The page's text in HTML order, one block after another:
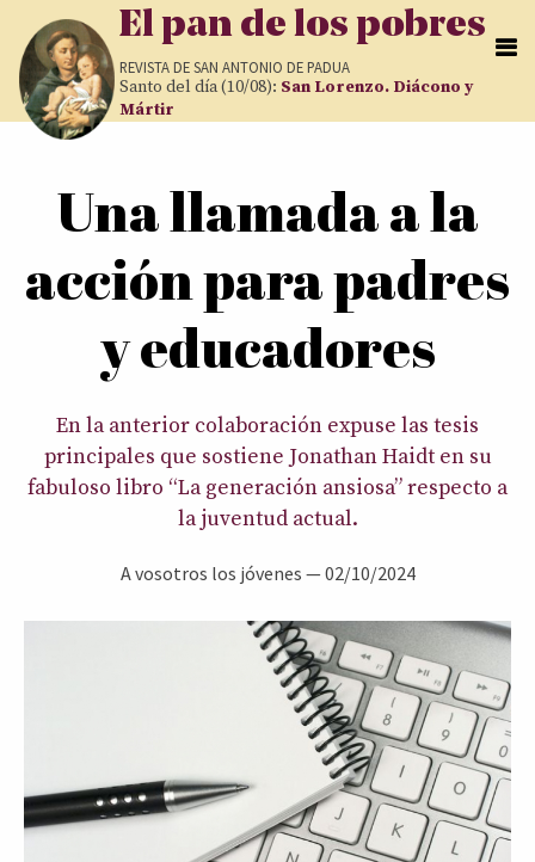
Pasar al contenido principal
El pan de los pobres
REVISTA DESAN ANTONIO DE PADUA
Santo del día (10/08): San Lorenzo. Diácono y
Mártir
Una llamada a la
acción para padres
y educadores
En la anterior colaboración expuse las tesis
principales que sostiene Jonathan Haidt en su
fabuloso libro “La generación ansiosa” respecto a
la juventud actual.
A vosotros los jóvenes —02/10/2024